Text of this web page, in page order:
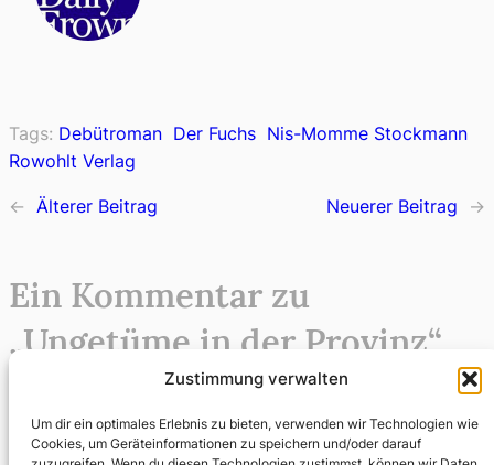
Zustimmung verwalten
Um dir ein optimales Erlebnis zu bieten, verwenden wir Technologien wie
Cookies, um Geräteinformationen zu speichern und/oder darauf
Tags: Debütroman Der Fuchs Nis-Momme Stockmann
Rowohlt Verlag
← Älterer Beitrag Neuerer Beitrag →
Ein Kommentar zu
„Ungetüme in der Provinz“
Bücher